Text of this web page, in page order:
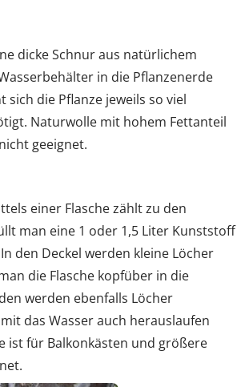
dicke Schnur aus natürlichem
in die Pflanzenerde
sich die Pflanze jeweils so viel
Naturwolle mit hohem Fettanteil
geeignet.
einer Flasche zählt zu den
man eine 1 oder 1,5 Liter Kunststoff
den Deckel werden kleine Löcher
die Flasche kopfüber in die
werden ebenfalls Löcher
das Wasser auch herauslaufen
ist für Balkonkästen und größere